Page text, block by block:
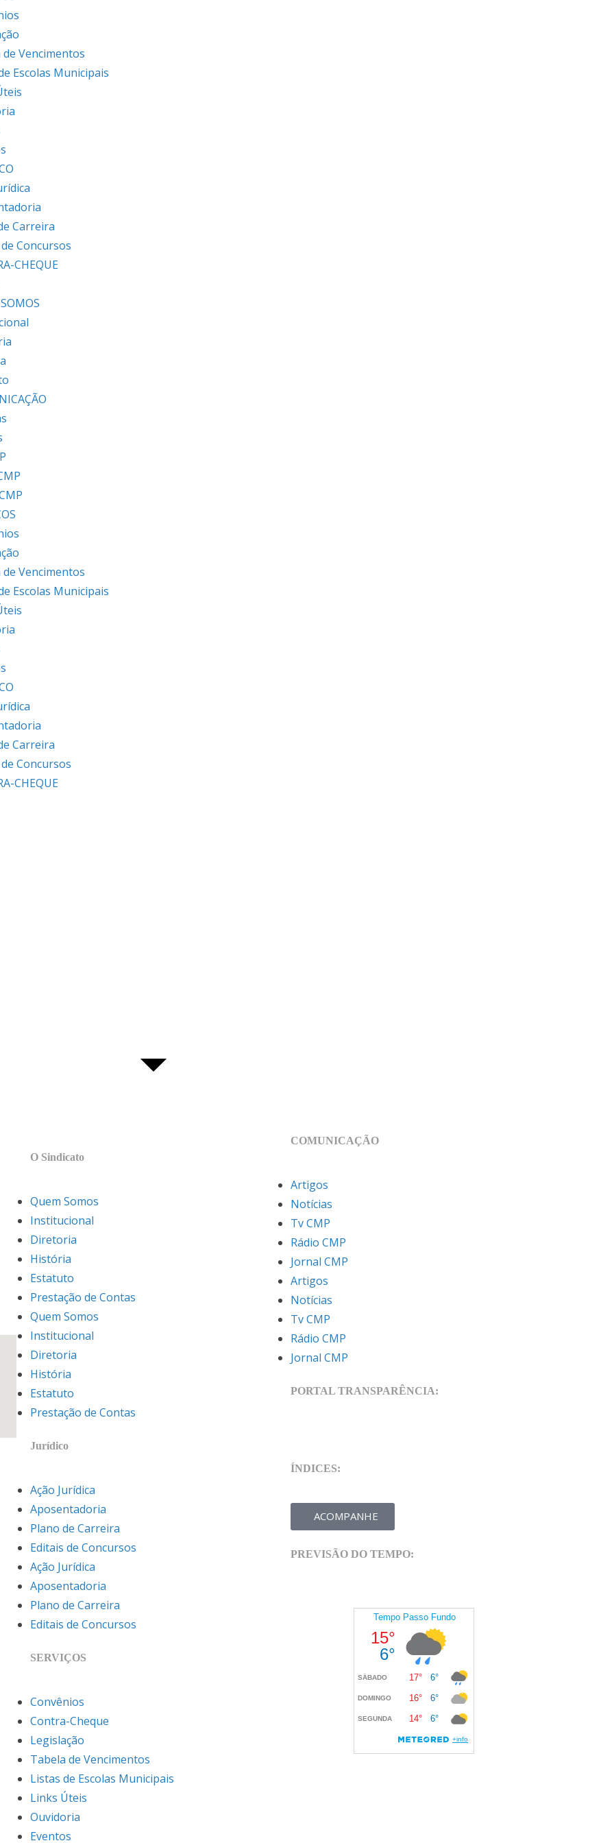
de Vencimentos
Escolas Municipais
Carreira
Concursos
CHEQUE
de Vencimentos
Escolas Municipais
Carreira
Concursos
CHEQUE
O Sindicato
Quem Somos
Institucional
Diretoria
História
Estatuto
Prestação de Contas
Quem Somos
Institucional
Diretoria
História
Estatuto
Prestação de Contas
Jurídico
Ação Jurídica
Aposentadoria
Plano de Carreira
Editais de Concursos
Ação Jurídica
Aposentadoria
Plano de Carreira
Editais de Concursos
SERVIÇOS
Convênios
Contra-Cheque
Legislação
Tabela de Vencimentos
Listas de Escolas Municipais
Links Úteis
Ouvidoria
Eventos
COMUNICAÇÃO
Artigos
Notícias
Tv CMP
Rádio CMP
Jornal CMP
Artigos
Notícias
Tv CMP
Rádio CMP
Jornal CMP
PORTAL TRANSPARÊNCIA:
ÍNDICES:
ACOMPANHE
PREVISÃO DO TEMPO: